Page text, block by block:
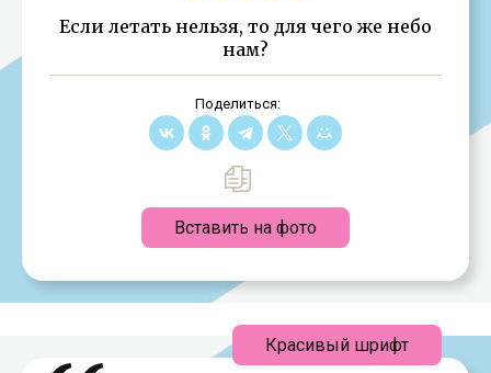
Если летать нельзя, то для чего же небо
нам?
Поделиться:
Вставить на фото
Красивый шрифт